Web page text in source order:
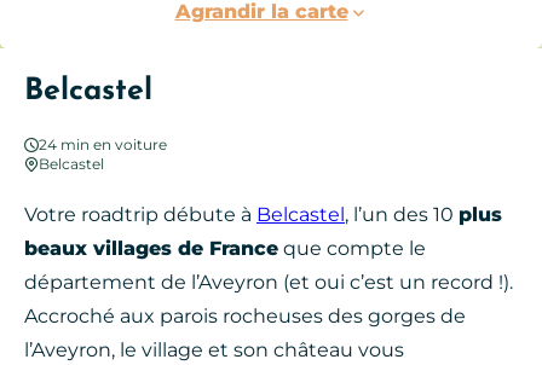
Belcastel
24 min en voiture
Belcastel
Votre roadtrip débute à Belcastel , l’un des 10 plus
beaux villages de France que compte le
département de l’Aveyron (et oui c’est un record !).
Accroché aux parois rocheuses des gorges de
l’Aveyron, le village et son château vous
Agrandir la carte